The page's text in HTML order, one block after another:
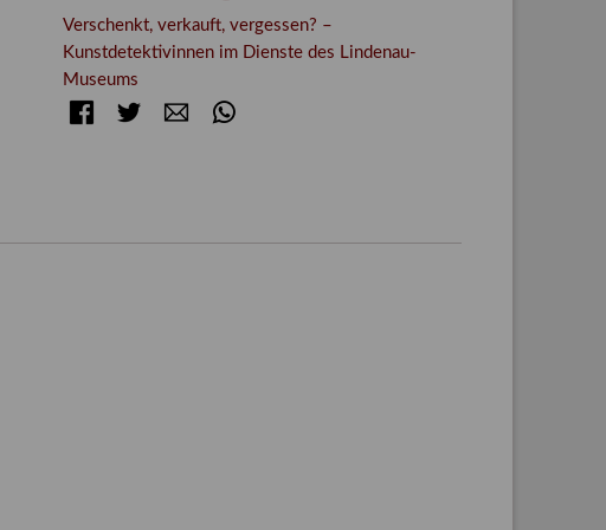
Verschenkt, verkauft, vergessen? –
Kunstdetektivinnen im Dienste des Lindenau-
Museums
FacebookTwitter E-mail